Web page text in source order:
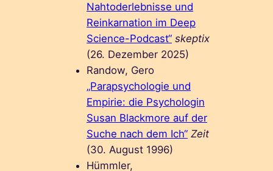
Nahtoderlebnisse und
Reinkarnation im Deep
Science-Podcast“ skeptix
(26. Dezember 2025)
Randow, Gero
„Parapsychologie und
Empirie: die Psychologin
Susan Blackmore auf der
Suche nach dem Ich“ Zeit
(30. August 1996)
Hümmler,